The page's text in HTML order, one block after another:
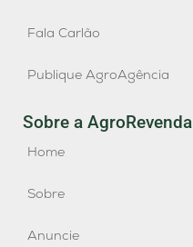
Fala Carlão
Publique AgroAgência
Sobre a AgroRevenda
Home
Sobre
Anuncie